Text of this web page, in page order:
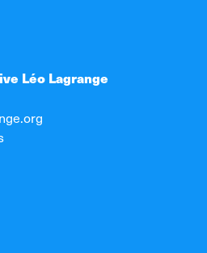
Léo Lagrange